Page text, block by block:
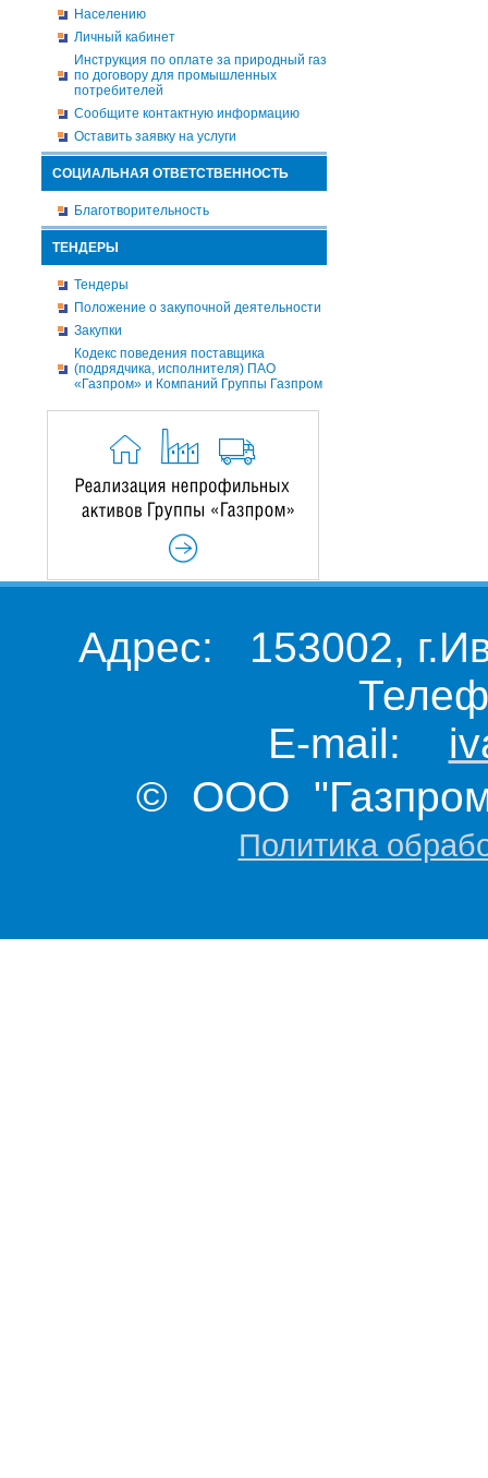
Населению
Личный кабинет
Инструкция по оплате за природный газ
по договору для промышленных
потребителей
Сообщите контактную информацию
Оставить заявку на услуги
СОЦИАЛЬНАЯ ОТВЕТСТВЕННОСТЬ
Благотворительность
ТЕНДЕРЫ
Тендеры
Положение о закупочной деятельности
Закупки
Кодекс поведения поставщика
(подрядчика, исполнителя) ПАО
«Газпром» и Компаний Группы Газпром
Адрес: 153002,
E-mail:
© ООО "Газпром
Политика